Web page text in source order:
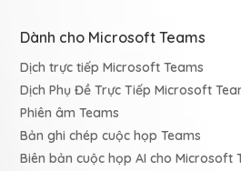
Dành cho Microsoft Teams
Dịch trực tiếp Microsoft Teams
Dịch Phụ Đề Trực Tiếp Microsoft
Phiên âm Teams
Bản ghi chép cuộc họp Teams
Biên bản cuộc họp AI cho Microsoft